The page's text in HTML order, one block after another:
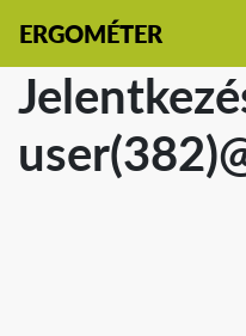
ERGOMÉTER